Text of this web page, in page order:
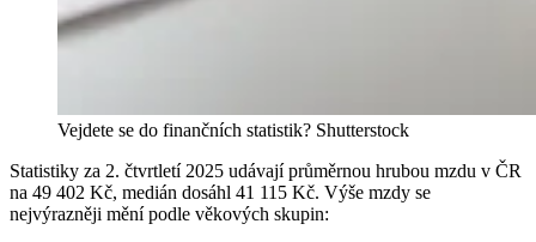
Vejdete se do finančních statistik? Shutterstock
Statistiky za 2. čtvrtletí 2025 udávají průměrnou hrubou mzdu v ČR
na 49 402 Kč, medián dosáhl 41 115 Kč. Výše mzdy se
nejvýrazněji mění podle věkových skupin: